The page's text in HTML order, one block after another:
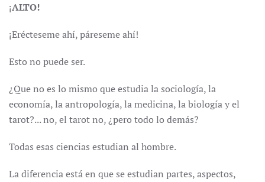
¡ALTO!
¡Erécteseme ahí, páreseme ahí!
Esto no puede ser.
¿Que no es lo mismo que estudia la sociología, la
economía, la antropología, la medicina, la biología y el
tarot?... no, el tarot no, ¿pero todo lo demás?
Todas esas ciencias estudian al hombre.
La diferencia está en que se estudian partes, aspectos,